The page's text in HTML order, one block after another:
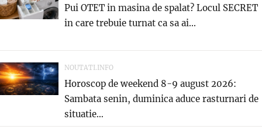
Pui OTET in masina de spalat? Locul SECRET
in care trebuie turnat ca sa ai...
NOUTATI.INFO
Horoscop de weekend 8-9 august 2026:
Sambata senin, duminica aduce rasturnari de
situatie…